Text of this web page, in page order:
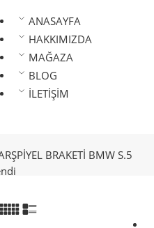
ANASAYFA
HAKKIMIZDA
MAĞAZA
BLOG
İLETİŞİM
BRAKETİ BMW S.5